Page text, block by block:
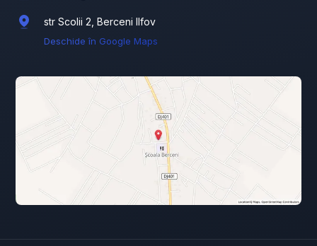
str Scolii 2, Berceni Ilfov
Deschide în Google Maps